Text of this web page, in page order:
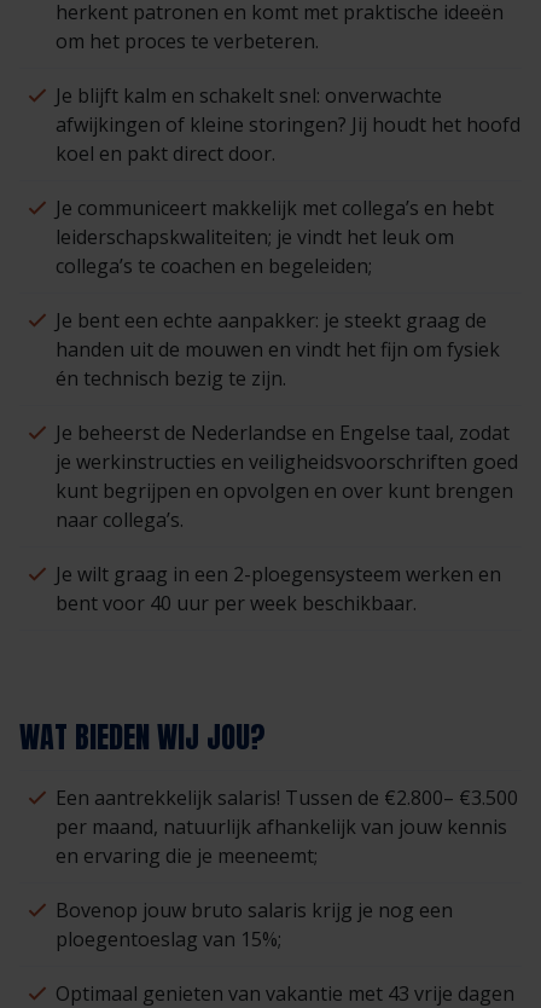
herkent patronen en komt met praktische ideeën
om het proces te verbeteren.
Je blijft kalm en schakelt snel: onverwachte
afwijkingen of kleine storingen? Jij houdt het hoofd
koel en pakt direct door.
Je communiceert makkelijk met collega’s en hebt
leiderschapskwaliteiten; je vindt het leuk om
collega’s te coachen en begeleiden;
Je bent een echte aanpakker: je steekt graag de
handen uit de mouwen en vindt het fijn om fysiek
én technisch bezig te zijn.
Je beheerst de Nederlandse en Engelse taal, zodat
je werkinstructies en veiligheidsvoorschriften goed
kunt begrijpen en opvolgen en over kunt brengen
naar collega’s.
Je wilt graag in een 2-ploegensysteem werken en
bent voor 40 uur per week beschikbaar.
WAT BIEDEN WIJ JOU?
Een aantrekkelijk salaris! Tussen de €2.800– €3.500
per maand, natuurlijk afhankelijk van jouw kennis
en ervaring die je meeneemt;
Bovenop jouw bruto salaris krijg je nog een
ploegentoeslag van 15%;
Optimaal genieten van vakantie met 43 vrije dagen